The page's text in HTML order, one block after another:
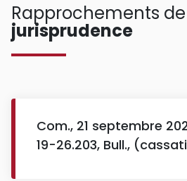
Rapprochements de
jurisprudence
Com., 21 septembre
19-26.203, Bull.,